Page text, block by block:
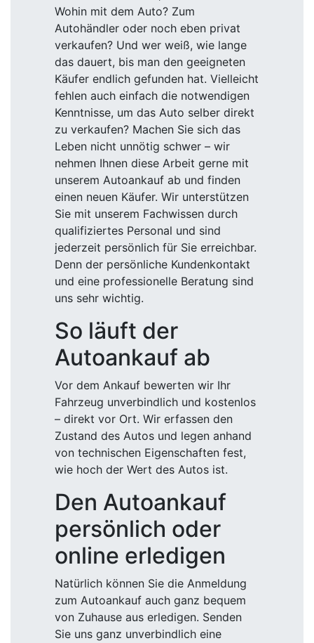
Wohin mit dem Auto? Zum
Autohändler oder noch eben privat
verkaufen? Und wer weiß, wie lange
das dauert, bis man den geeigneten
Käufer endlich gefunden hat. Vielleicht
fehlen auch einfach die notwendigen
Kenntnisse, um das Auto selber direkt
zu verkaufen? Machen Sie sich das
Leben nicht unnötig schwer – wir
nehmen Ihnen diese Arbeit gerne mit
unserem Autoankauf ab und finden
einen neuen Käufer. Wir unterstützen
Sie mit unserem Fachwissen durch
qualifiziertes Personal und sind
jederzeit persönlich für Sie erreichbar.
Denn der persönliche Kundenkontakt
und eine professionelle Beratung sind
uns sehr wichtig.
So läuft der
Autoankauf ab
Vor dem Ankauf bewerten wir Ihr
Fahrzeug unverbindlich und kostenlos
– direkt vor Ort. Wir erfassen den
Zustand des Autos und legen anhand
von technischen Eigenschaften fest,
wie hoch der Wert des Autos ist.
Den Autoankauf
persönlich oder
online erledigen
Natürlich können Sie die Anmeldung
zum Autoankauf auch ganz bequem
von Zuhause aus erledigen. Senden
Sie uns ganz unverbindlich eine